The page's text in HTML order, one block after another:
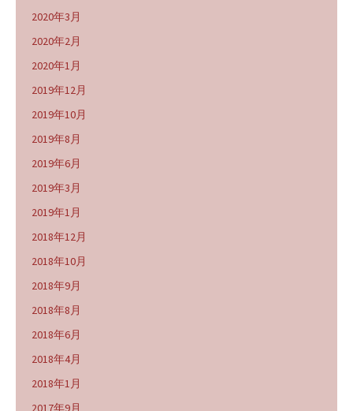
2020年3月
2020年2月
2020年1月
2019年12月
2019年10月
2019年8月
2019年6月
2019年3月
2019年1月
2018年12月
2018年10月
2018年9月
2018年8月
2018年6月
2018年4月
2018年1月
2017年9月